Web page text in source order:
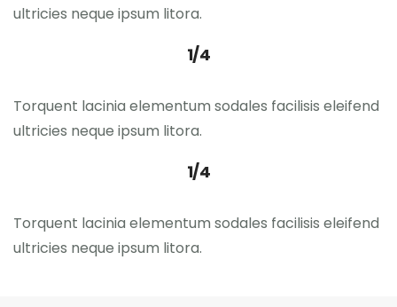
ultricies neque ipsum litora.
1/4
Torquent lacinia elementum sodales facilisis eleifend
ultricies neque ipsum litora.
1/4
Torquent lacinia elementum sodales facilisis eleifend
ultricies neque ipsum litora.